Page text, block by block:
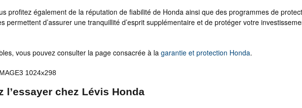
profitez également de la réputation de fiabilité de Honda ainsi que des programmes de
permettent d’assurer une tranquillité d’esprit supplémentaire et de protéger votre
vous pouvez consulter la page consacrée à la garantie et protection Honda.
l’essayer chez Lévis Honda